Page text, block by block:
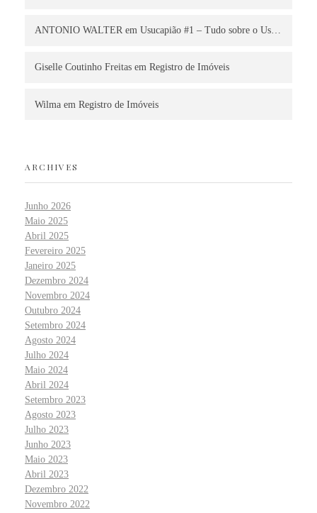
ANTONIO WALTER em Usucapião #1 – Tudo sobre o Us…
Giselle Coutinho Freitas em Registro de Imóveis
Wilma em Registro de Imóveis
ARCHIVES
Junho 2026
Maio 2025
Abril 2025
Fevereiro 2025
Janeiro 2025
Dezembro 2024
Novembro 2024
Outubro 2024
Setembro 2024
Agosto 2024
Julho 2024
Maio 2024
Abril 2024
Setembro 2023
Agosto 2023
Julho 2023
Junho 2023
Maio 2023
Abril 2023
Dezembro 2022
Novembro 2022